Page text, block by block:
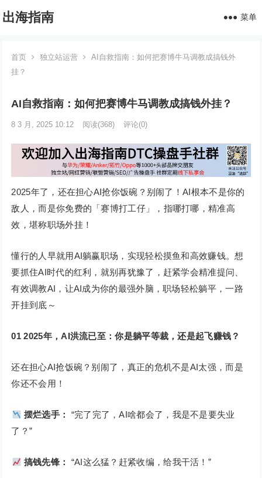
出海指南 菜单
首页 独立站运营
AI自救指南：如何把赛博牛马调教成搞钱外
挂？
AI自救指南：如何把赛博牛马调教成搞钱外挂？
8 3 月, 2025 10:12 阅读(368) 评论(0)
2025年了，还在担心AI抢你饭碗？别闹了！AI根本不是你的
敌人，而是你免费的「赛博打工仔」，指哪打哪，精准高
效，堪称职场外挂！
懂行的人早就用AI躺赢职场，实现轻松摸鱼和高效赚钱。想
要抓住AI时代的红利，就别再犹豫了，赶紧学会精准提问、
有效调教AI，让AI成为你的最强外脑，职场轻松躺平，一路
开挂到底～
01 2025年，AI洪流已至：你是躺平等裁，还是起飞赚钱？
还在担心AI抢饭碗？别闹了，真正的危机不是AI太强，而是
你还不会用！
摆烂选手：
“完了完了，AI啥都会了，我是不是要失业
了？”
搞钱先锋： “AI这么猛？赶紧收编，给我干活！”